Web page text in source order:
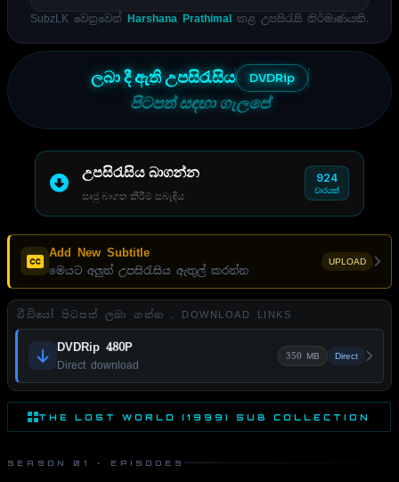
SubzLK වෙනුවෙන් Harshana Prathimal කළ උපසිරැසි නිර්මාණයකි.
ලබා දී ඇති උපසිරැසිය DVDRip
පිටපත් සඳහා ගැලපේ
උපසිරැසිය බාගන්න
සෘජු බාගත කිරීම් සබැඳිය
924
වාරයක්
Add New Subtitle
මෙයට අලුත් උපසිරැසිය ඇතුල් කරන්න
UPLOAD
වීඩියෝ පිටපත් ලබා ගන්න . DOWNLOAD LINKS
DVDRip 480P
Direct download
350 MB Direct
THE LOST WORLD (1999) SUB COLLECTION
SEASON 01 · EPISODES